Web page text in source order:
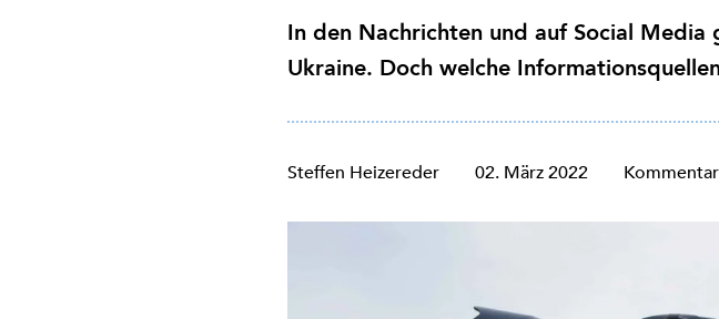
In den Nachrichten und auf Social
Ukraine. Doch welche
Steffen Heizereder 02. März 2022